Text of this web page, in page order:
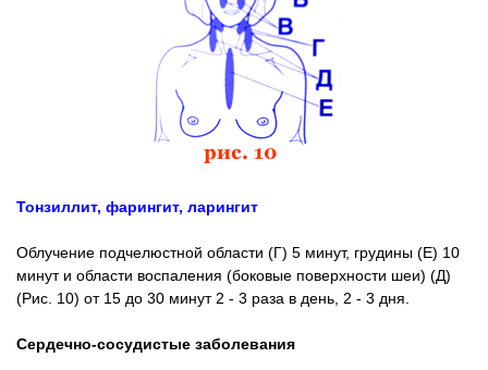
Тонзиллит, фарингит, ларингит
Облучение подчелюстной области (Г) 5 минут, грудины (Е) 10
минут и области воспаления (боковые поверхности шеи) (Д)
(Рис. 10) от 15 до 30 минут 2 - 3 раза в день, 2 - 3 дня.
Сердечно-сосудистые заболевания